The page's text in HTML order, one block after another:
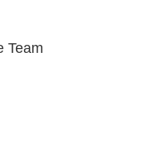
Team